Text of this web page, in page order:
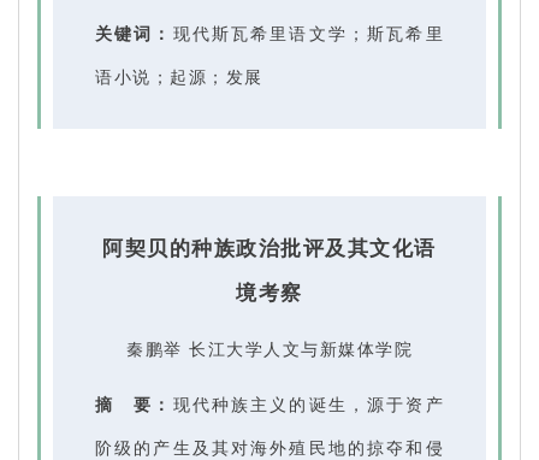
关键词： 现代斯瓦希里语文学；斯瓦希里
语小说；起源；发展
阿契贝的种族政治批评及其文化语
境考察
秦鹏举 长江大学人文与新媒体学院
摘 要： 现代种族主义的诞生，源于资产
阶级的产生及其对海外殖民地的掠夺和侵